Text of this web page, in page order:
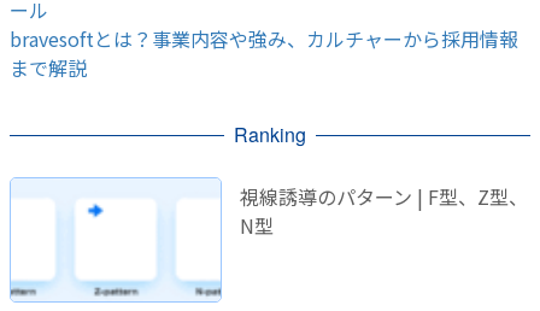
ール
bravesoftとは？事業内容や強み、カルチャーから採用情報
まで解説
Ranking
視線誘導のパターン | F型、Z型、
N型